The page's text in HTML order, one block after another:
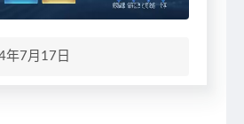
年7月17日